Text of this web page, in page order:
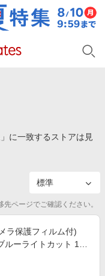
に一致するストアは見
ページでご確認ください。
ラ保護フィルム付)
ルーライトカット 10H
ムライ